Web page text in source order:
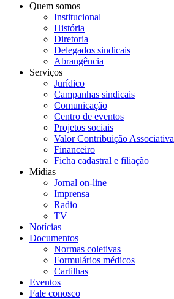
Quem somos
Institucional
História
Diretoria
Delegados sindicais
Abrangência
Serviços
Jurídico
Campanhas sindicais
Comunicação
Centro de eventos
Projetos sociais
Valor Contribuição Associativa
Financeiro
Ficha cadastral e filiação
Mídias
Jornal on-line
Imprensa
Radio
TV
Notícias
Documentos
Normas coletivas
Formulários médicos
Cartilhas
Eventos
Fale conosco